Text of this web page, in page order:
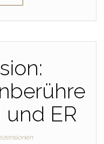
und ER